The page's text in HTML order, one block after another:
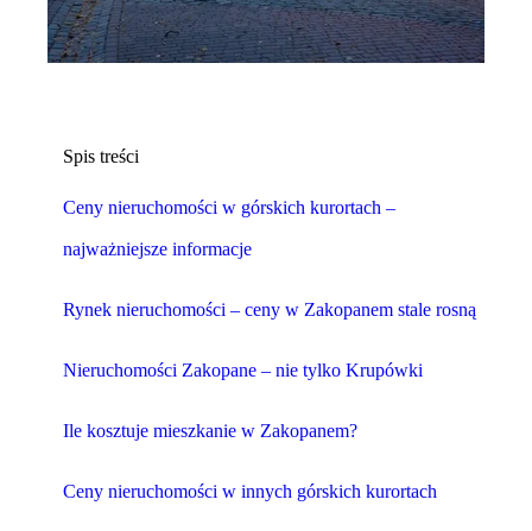
Spis treści
Ceny nieruchomości w górskich kurortach –
najważniejsze informacje
Rynek nieruchomości – ceny w Zakopanem stale rosną
Nieruchomości Zakopane – nie tylko Krupówki
Ile kosztuje mieszkanie w Zakopanem?
Ceny nieruchomości w innych górskich kurortach